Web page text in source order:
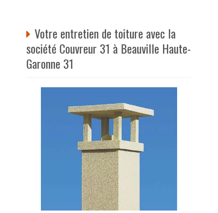
Votre entretien de toiture avec la
société Couvreur 31 à Beauville Haute-
Garonne 31